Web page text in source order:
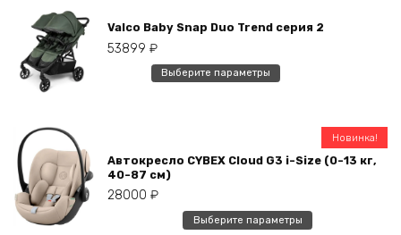
Valco Baby Snap Duo Trend серия 2
53899 ₽
Выберите параметры
Этот
Опции
на
Новинка!
Автокресло CYBEX Cloud G3 i-Size (0-13 кг,
40-87 см)
28000 ₽
Выберите параметры
Этот